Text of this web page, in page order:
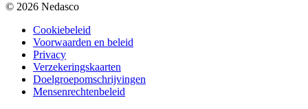
© 2026 Nedasco
Cookiebeleid
Voorwaarden en beleid
Privacy
Verzekeringskaarten
Doelgroepomschrijvingen
Mensenrechtenbeleid